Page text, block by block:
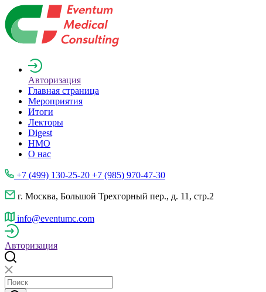
Авторизация
Главная страница
Мероприятия
Итоги
Лекторы
Digest
НМО
О нас
+7 (499) 130-25-20 +7 (985) 970-47-30
г. Москва, Большой Трехгорный пер., д. 11, стр.2
info@eventumc.com
Авторизация